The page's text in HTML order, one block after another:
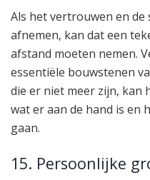
Als het vertrouwen en
afnemen, kan dat een
afstand moeten nemen.
essentiële bouwstenen
die er niet meer zijn, kan
wat er aan de hand is en
gaan.
15. Persoonlijke